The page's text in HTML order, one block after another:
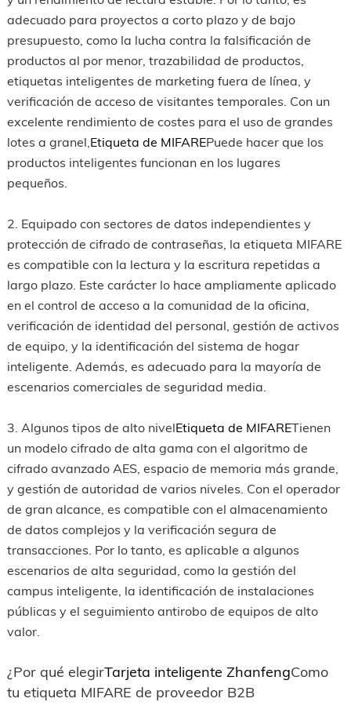
adecuado para proyectos a corto plazo y de bajo
presupuesto, como la lucha contra la falsificación de
productos al por menor, trazabilidad de productos,
etiquetas inteligentes de marketing fuera de línea, y
verificación de acceso de visitantes temporales. Con un
excelente rendimiento de costes para el uso de grandes
lotes a granel, Etiqueta de MIFAREPuede hacer que los
productos inteligentes funcionan en los lugares
pequeños.
2. Equipado con sectores de datos independientes y
protección de cifrado de contraseñas, la etiqueta MIFARE
es compatible con la lectura y la escritura repetidas a
largo plazo. Este carácter lo hace ampliamente aplicado
en el control de acceso a la comunidad de la oficina,
verificación de identidad del personal, gestión de activos
de equipo, y la identificación del sistema de hogar
inteligente. Además, es adecuado para la mayoría de
escenarios comerciales de seguridad media.
3. Algunos tipos de alto nivelEtiqueta de MIFARETienen
un modelo cifrado de alta gama con el algoritmo de
cifrado avanzado AES, espacio de memoria más grande,
y gestión de autoridad de varios niveles. Con el operador
de gran alcance, es compatible con el almacenamiento
de datos complejos y la verificación segura de
transacciones. Por lo tanto, es aplicable a algunos
escenarios de alta seguridad, como la gestión del
campus inteligente, la identificación de instalaciones
públicas y el seguimiento antirobo de equipos de alto
valor.
¿Por qué elegirTarjeta inteligente ZhanfengComo
tu etiqueta MIFARE de proveedor B2B